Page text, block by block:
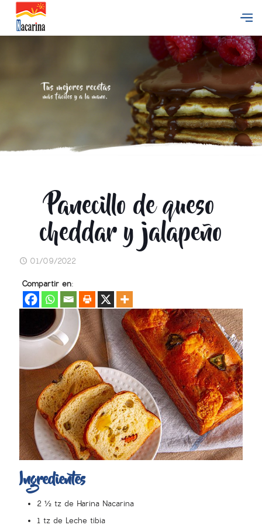
Panecillo de queso
cheddar y jalapeño
01/09/2022
Compartir en:
Ingredientes
2 ½ tz de Harina Nacarina
1 tz de Leche tibia